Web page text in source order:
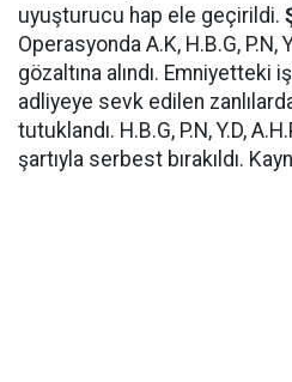
uyuşturucu hap ele geçirildi.
Operasyonda A.K, H.B.G, P.N,
gözaltına alındı. Emniyetteki
adliyeye sevk edilen
tutuklandı. H.B.G, P.N, Y.D,
şartıyla serbest bırakıldı.